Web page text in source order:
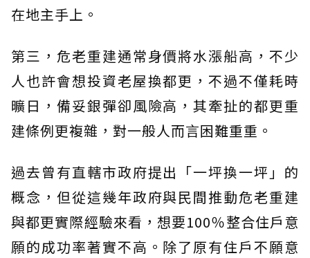
在地主手上。
第三，危老重建通常身價將水漲船高，不少
人也許會想投資老屋換都更，不過不僅耗時
曠日，備妥銀彈卻風險高，其牽扯的都更重
建條例更複雜，對一般人而言困難重重。
過去曾有直轄市政府提出「一坪換一坪」的
概念，但從這幾年政府與民間推動危老重建
與都更實際經驗來看，想要100％整合住戶意
願的成功率著實不高。除了原有住戶不願意